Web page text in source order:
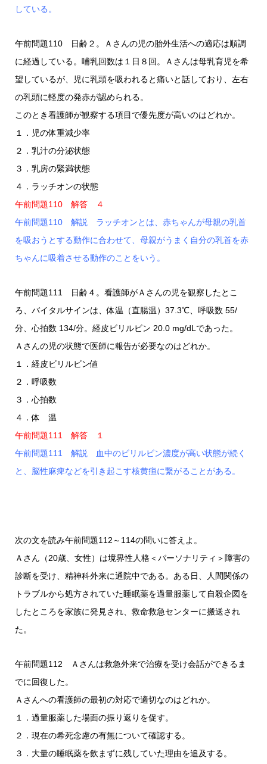
している。
午前問題110 日齢２。Ａさんの児の胎外生活への適応は順調
に経過している。哺乳回数は１日８回。Ａさんは母乳育児を希
望しているが、児に乳頭を吸われると痛いと話しており、左右
の乳頭に軽度の発赤が認められる。
このとき看護師が観察する項目で優先度が高いのはどれか。
１．児の体重減少率
２．乳汁の分泌状態
３．乳房の緊満状態
４．ラッチオンの状態
午前問題110 解答 ４
午前問題110 解説 ラッチオンとは、赤ちゃんが母親の乳首
を吸おうとする動作に合わせて、母親がうまく自分の乳首を赤
ちゃんに吸着させる動作のことをいう。
午前問題111 日齢４。看護師がＡさんの児を観察したとこ
ろ、バイタルサインは、体温（直腸温）37.3℃、呼吸数 55/
分、心拍数 134/分。経皮ビリルビン 20.0 mg/dLであった。
Ａさんの児の状態で医師に報告が必要なのはどれか。
１．経皮ビリルビン値
２．呼吸数
３．心拍数
４．体 温
午前問題111 解答 １
午前問題111 解説 血中のビリルビン濃度が高い状態が続く
と、脳性麻痺などを引き起こす核黄疸に繋がることがある。
次の文を読み午前問題112～114の問いに答えよ。
Ａさん（20歳、女性）は境界性人格＜パーソナリティ＞障害の
診断を受け、精神科外来に通院中である。ある日、人間関係の
トラブルから処方されていた睡眠薬を過量服薬して自殺企図を
したところを家族に発見され、救命救急センターに搬送され
た。
午前問題112 Ａさんは救急外来で治療を受け会話ができるま
でに回復した。
Ａさんへの看護師の最初の対応で適切なのはどれか。
１．過量服薬した場面の振り返りを促す。
２．現在の希死念慮の有無について確認する。
３．大量の睡眠薬を飲まずに残していた理由を追及する。